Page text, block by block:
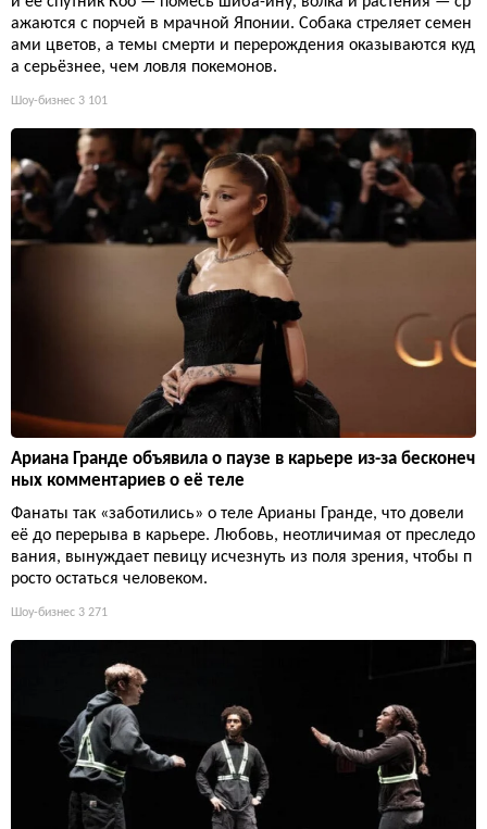
ажаются с порчей в мрачной Японии. Собака стреляет семен
ами цветов, а темы смерти и перерождения оказываются куд
а серьёзнее, чем ловля покемонов.
Шоу-бизнес 3 101
Ариана Гранде объявила о паузе в карьере из-за бесконеч
ных комментариев о её теле
Фанаты так «заботились» о теле Арианы Гранде, что довели
её до перерыва в карьере. Любовь, неотличимая от преследо
вания, вынуждает певицу исчезнуть из поля зрения, чтобы п
росто остаться человеком.
Шоу-бизнес 3 271